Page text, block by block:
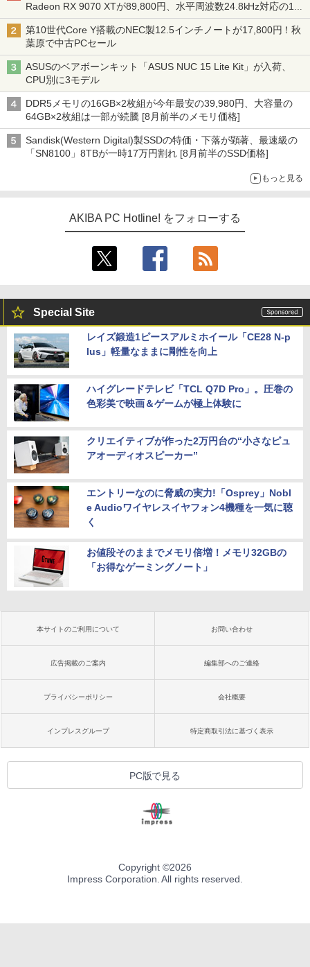
Radeon RX 9070 XTが89,800円、水平周波数24.8kHz対応の17
型モニターが9,801円、暑さ指数連動セール ほか
第10世代Core Y搭載のNEC製12.5インチノートが17,800円！秋
葉原で中古PCセール
ASUSのベアボーンキット「ASUS NUC 15 Lite Kit」が入荷、
CPU別に3モデル
DDR5メモリの16GB×2枚組が今年最安の39,980円、大容量の
64GB×2枚組は一部が続騰 [8月前半のメモリ価格]
Sandisk(Western Digital)製SSDの特価・下落が顕著、最速級の
「SN8100」8TBが一時17万円割れ [8月前半のSSD価格]
もっと見る
AKIBA PC Hotline! をフォローする
Special Site
レイズ鍛造1ピースアルミホイール「CE28 N-p
lus」軽量なままに剛性を向上
ハイグレードテレビ「TCL Q7D Pro」。圧巻の
色彩美で映画＆ゲームが極上体験に
クリエイティブが作った2万円台の“小さなピュ
アオーディオスピーカー”
エントリーなのに脅威の実力!「Osprey」Nobl
e Audioワイヤレスイヤフォン4機種を一気に聴
く
お値段そのままでメモリ倍増！メモリ32GBの
「お得なゲーミングノート」
本サイトのご利用について お問い合わせ
広告掲載のご案内 編集部へのご連絡
プライバシーポリシー 会社概要
インプレスグループ 特定商取引法に基づく表示
PC版で見る
Copyright ©2026
Impress Corporation. All rights reserved.